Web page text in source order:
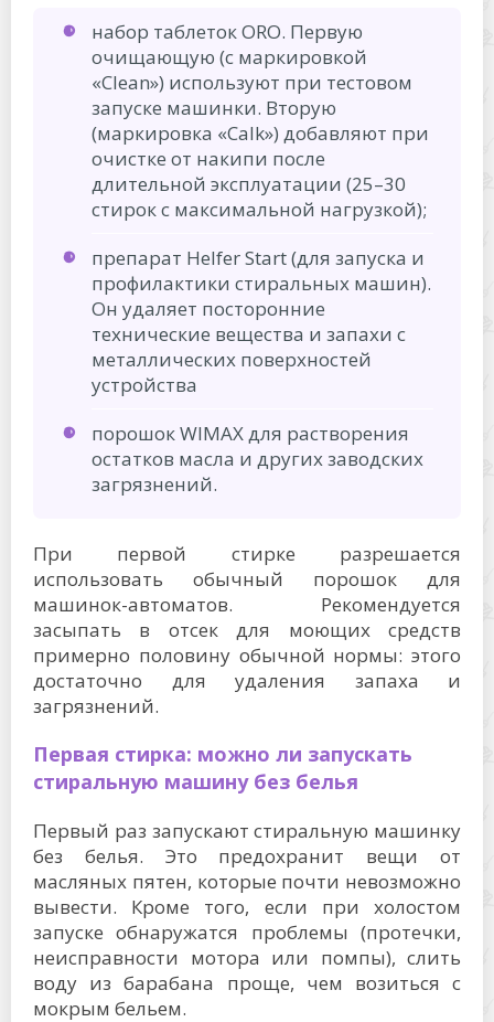
набор таблеток ORO. Первую
очищающую (с маркировкой
«Clean») используют при тестовом
запуске машинки. Вторую
(маркировка «Calk») добавляют при
очистке от накипи после
длительной эксплуатации (25–30
стирок с максимальной нагрузкой);
препарат Helfer Start (для запуска и
профилактики стиральных машин).
Он удаляет посторонние
технические вещества и запахи с
металлических поверхностей
устройства
порошок WIMAX для растворения
остатков масла и других заводских
загрязнений.
При первой стирке разрешается
использовать обычный порошок для
машинок-автоматов. Рекомендуется
засыпать в отсек для моющих средств
примерно половину обычной нормы: этого
достаточно для удаления запаха и
загрязнений.
Первая стирка: можно ли запускать
стиральную машину без белья
Первый раз запускают стиральную машинку
без белья. Это предохранит вещи от
масляных пятен, которые почти невозможно
вывести. Кроме того, если при холостом
запуске обнаружатся проблемы (протечки,
неисправности мотора или помпы), слить
воду из барабана проще, чем возиться с
мокрым бельем.